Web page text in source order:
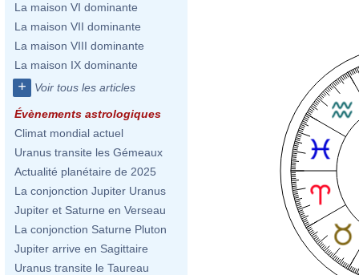
La maison VI dominante
La maison VII dominante
La maison VIII dominante
La maison IX dominante
+ Voir tous les articles
Évènements astrologiques
Climat mondial actuel
Uranus transite les Gémeaux
Actualité planétaire de 2025
La conjonction Jupiter Uranus
Jupiter et Saturne en Verseau
La conjonction Saturne Pluton
Jupiter arrive en Sagittaire
Uranus transite le Taureau